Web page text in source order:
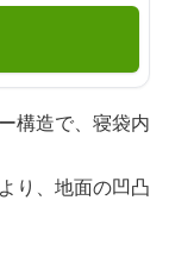
構造で、寝袋内
り、地面の凹凸